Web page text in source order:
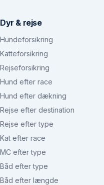
Dyr & rejse
Hundeforsikring
Katteforsikring
Rejseforsikring
Hund efter race
Hund efter dækning
Rejse efter destination
Rejse efter type
Kat efter race
MC efter type
Båd efter type
Båd efter længde